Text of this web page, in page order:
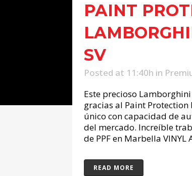
PAINT
SV
Posted at 11:40h in
Este precioso
gracias al Paint
único con capacidad de
del mercado. Increíble
de PPF en Marbella VINYL
READ MORE